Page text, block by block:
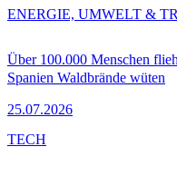
Über 100.000 Menschen
Spanien Waldbrände wüten
25.07.2026
ENERGIE, UMWELT &
TECH